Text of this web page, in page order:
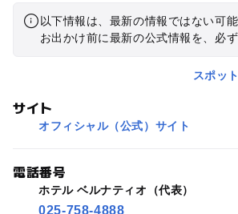
以下情報は、最新の情報ではない可能
お出かけ前に最新の公式情報を、必ず
スポッ
サイト
オフィシャル（公式）サイト
電話番号
ホテル ベルナティオ（代表）
025-758-4888